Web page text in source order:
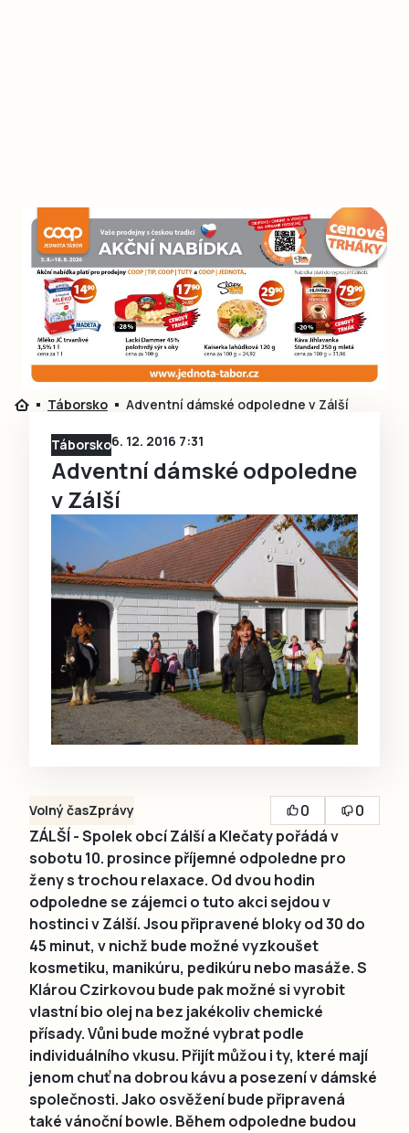
Táborsko Adventní dámské odpoledne v Zálší
Táborsko6. 12. 2016 7:31
Adventní dámské odpoledne
v Zálší
Volný časZprávy 0
0
ZÁLŠÍ - Spolek obcí Zálší a Klečaty pořádá v
sobotu 10. prosince příjemné odpoledne pro
ženy s trochou relaxace. Od dvou hodin
odpoledne se zájemci o tuto akci sejdou v
hostinci v Zálší. Jsou připravené bloky od 30 do
45 minut, v nichž bude možné vyzkoušet
kosmetiku, manikúru, pedikúru nebo masáže. S
Klárou Czirkovou bude pak možné si vyrobit
vlastní bio olej na bez jakékoliv chemické
přísady. Vůni bude možné vybrat podle
individuálního vkusu. Přijít můžou i ty, které mají
jenom chuť na dobrou kávu a posezení v dámské
společnosti. Jako osvěžení bude připravená
také vánoční bowle. Během odpoledne budou